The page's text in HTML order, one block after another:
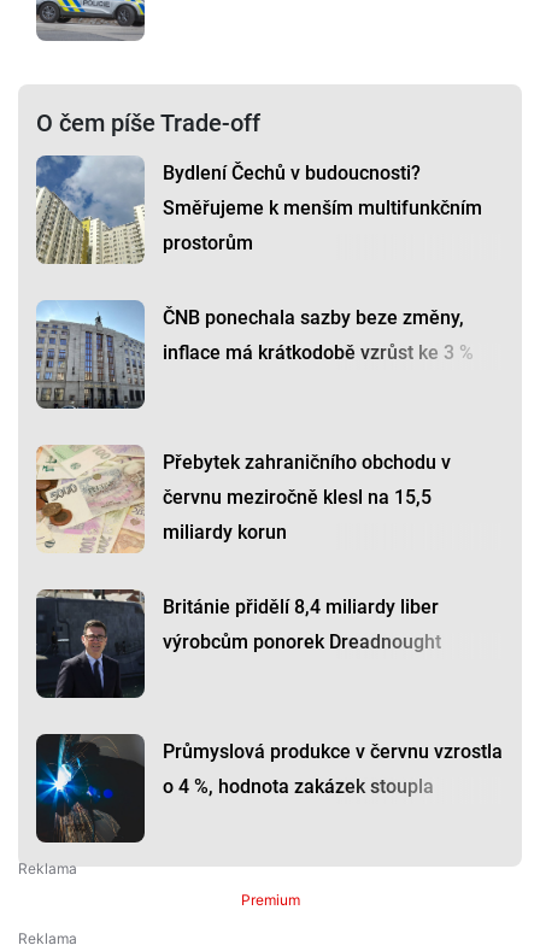
O čem píše Trade-off
Bydlení Čechů v budoucnosti?
Směřujeme k menším multifunkčním
prostorům
ČNB ponechala sazby beze změny,
inflace má krátkodobě vzrůst ke 3 %
Přebytek zahraničního obchodu v
červnu meziročně klesl na 15,5
miliardy korun
Británie přidělí 8,4 miliardy liber
výrobcům ponorek Dreadnought
Průmyslová produkce v červnu vzrostla
o 4 %, hodnota zakázek stoupla
Premium